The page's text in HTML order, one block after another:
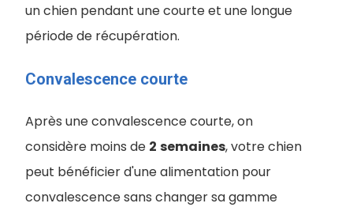
un chien pendant une courte et une longue
période de récupération.
Convalescence courte
Après une convalescence courte, on
considère moins de 2 semaines, votre chien
peut bénéficier d'une alimentation pour
convalescence sans changer sa gamme